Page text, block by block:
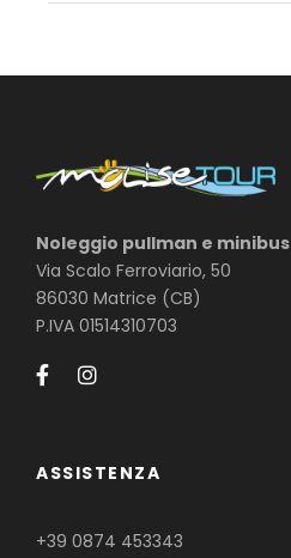
Noleggio pullman e minibus
Via Scalo Ferroviario, 50
86030 Matrice (CB)
P.IVA 01514310703
ASSISTENZA
+39 0874 453343